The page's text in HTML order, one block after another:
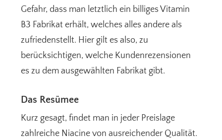
Gefahr, dass man letztlich ein billiges Vitamin
B3 Fabrikat erhält, welches alles andere als
zufriedenstellt. Hier gilt es also, zu
berücksichtigen, welche Kundenrezensionen
es zu dem ausgewählten Fabrikat gibt.
Das Resümee
Kurz gesagt, findet man in jeder Preislage
zahlreiche Niacine von ausreichender Qualität.